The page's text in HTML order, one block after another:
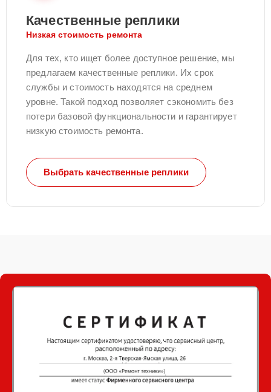
Качественные реплики
Низкая стоимость ремонта
Для тех, кто ищет более доступное решение, мы
предлагаем качественные реплики. Их срок
службы и стоимость находятся на среднем
уровне. Такой подход позволяет сэкономить без
потери базовой функциональности и гарантирует
низкую стоимость ремонта.
Выбрать качественные реплики